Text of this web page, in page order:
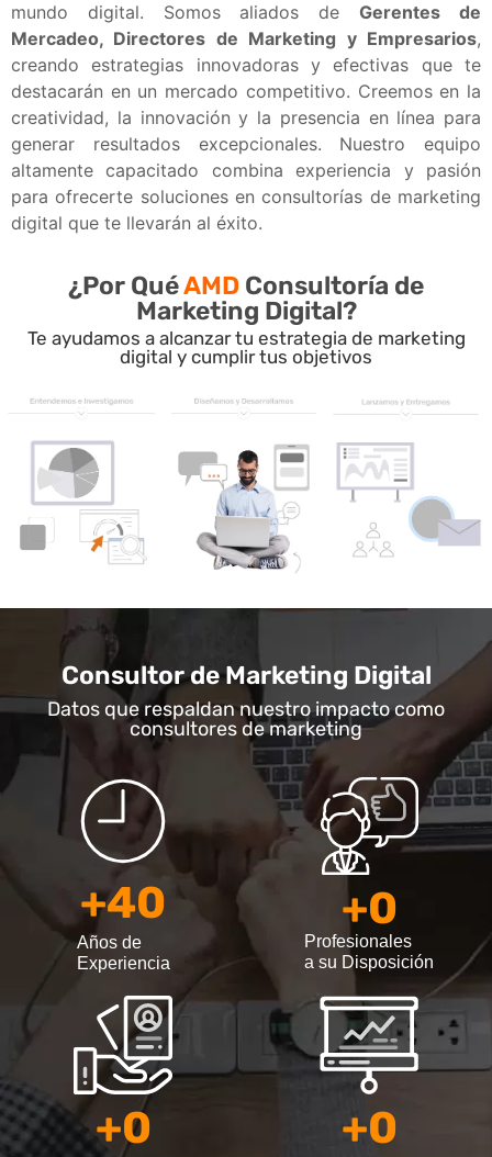
mundo digital. Somos aliados deGerentes de
Mercadeo, Directores de Marketing y Empresarios,
creando estrategias innovadoras y efectivas que te
destacarán en un mercado competitivo. Creemos en la
creatividad, la innovación y la presencia en línea para
generar resultados excepcionales. Nuestro equipo
altamente capacitado combina experiencia y pasión
para ofrecerte soluciones en consultorías de marketing
digital que te llevarán al éxito.
¿Por QuéAMD Consultoría de
Marketing Digital?
Te ayudamos a alcanzar tu estrategia de marketing
digital y cumplir tus objetivos
Consultor de Marketing Digital
Datos que respaldan nuestro impacto como
consultores de marketing
Años de
Experiencia
+40
Profesionales
a su Disposición
+0
+0 +0